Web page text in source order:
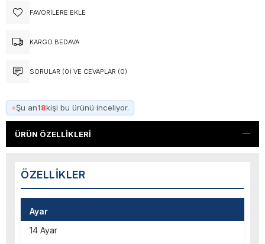
FAVORILERE EKLE
KARGO BEDAVA
SORULAR (0) VE CEVAPLAR (0)
●Şu an18kişi bu ürünü inceliyor.
ÜRÜN ÖZELLIKLERI
ÖZELLIKLER
Ayar
14 Ayar